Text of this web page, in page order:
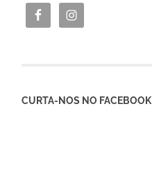
CURTA-NOS NO FACEBOOK